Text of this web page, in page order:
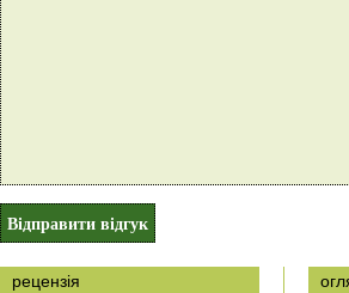
рецензія